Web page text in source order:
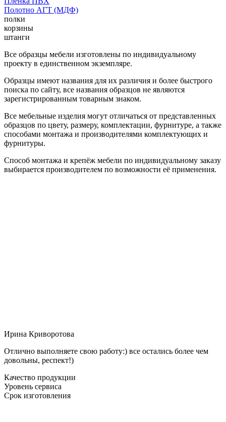
Полотно АГТ (МДФ)
полки
корзины
штанги
Все образцы мебели изготовлены по индивидуальному
проекту в единственном экземпляре.
Образцы имеют названия для их различия и более быстрого
поиска по сайту, все названия образцов не являются
зарегистрированным товарным знаком.
Все мебельные изделия могут отличаться от представленных
образцов по цвету, размеру, комплектации, фурнитуре, а также
способами монтажа и производителями комплектующих и
фурнитуры.
Способ монтажа и крепёж мебели по индивидуальному заказу
выбирается производителем по возможности её применения.
Ирина Криворотова
Отлично выполняете свою работу:) все остались более чем
довольны, респект!)
Качество продукции
Уровень сервиса
Срок изготовления